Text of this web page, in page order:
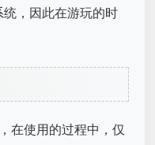
，因此在游玩的时
在使用的过程中，仅